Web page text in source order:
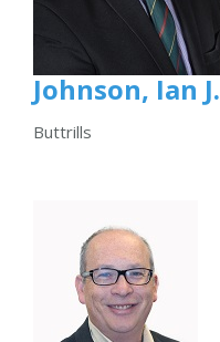
Johnson, Ian J.
Buttrills